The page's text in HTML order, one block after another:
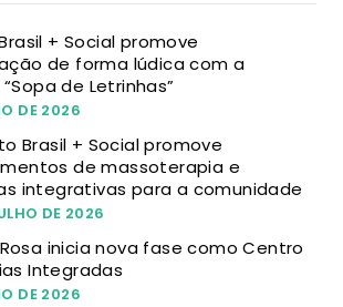
+ Social promove
de forma lúdica com a
de Letrinhas”
DE 2026
Brasil + Social promove
de massoterapia e
integrativas para a comunidade
DE 2026
inicia nova fase como Centro
Integradas
DE 2026